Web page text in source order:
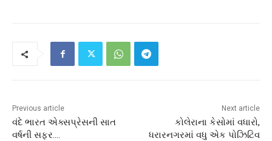
Previous article
વંદે ભારત એક્સપ્રેસની સાત
વર્ષની સફર….
Next article
કોલેરાના કેસોમાં વધારો,
ધરારનગરમાં વધુ એક પોઝિટિવ